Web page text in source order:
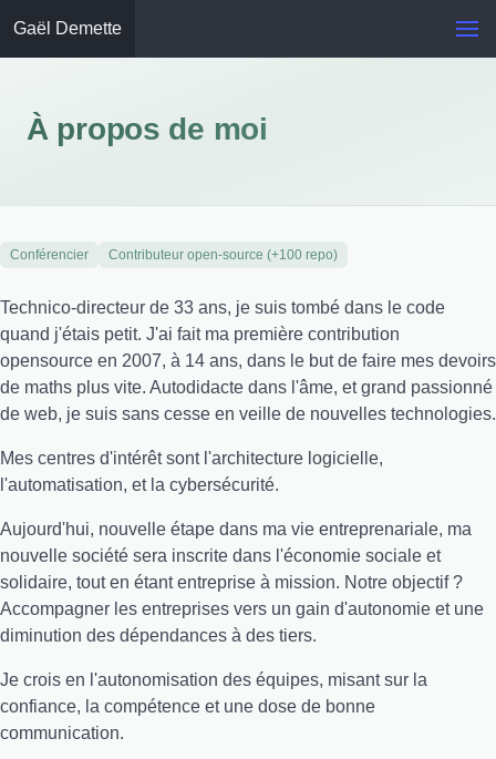
Gaël Demette
À propos de moi
Conférencier Contributeur open-source (+100 repo)
Technico-directeur de 33 ans, je suis tombé dans le code
quand j'étais petit. J'ai fait ma première contribution
opensource en 2007, à 14 ans, dans le but de faire mes devoirs
de maths plus vite. Autodidacte dans l'âme, et grand passionné
de web, je suis sans cesse en veille de nouvelles technologies.
Mes centres d'intérêt sont l'architecture logicielle,
l'automatisation, et la cybersécurité.
Aujourd'hui, nouvelle étape dans ma vie entreprenariale, ma
nouvelle société sera inscrite dans l'économie sociale et
solidaire, tout en étant entreprise à mission. Notre objectif ?
Accompagner les entreprises vers un gain d'autonomie et une
diminution des dépendances à des tiers.
Je crois en l'autonomisation des équipes, misant sur la
confiance, la compétence et une dose de bonne
communication.